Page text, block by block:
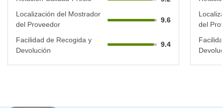
Localización del Mostrador
del Proveedor
9.6
Facilidad de Recogida y
Devolución
9.4
del